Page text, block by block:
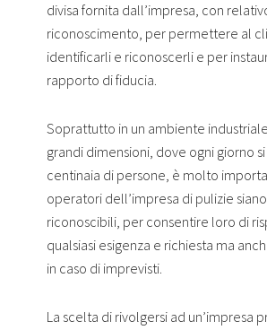
divisa fornita dall’impresa, con
riconoscimento, per permettere al
identificarli e riconoscerli e per
rapporto di fiducia.
Soprattutto in un ambiente
grandi dimensioni, dove ogni giorno
centinaia di persone, è molto
operatori dell’impresa di pulizie
riconoscibili, per consentire loro di
qualsiasi esigenza e richiesta ma
in caso di imprevisti.
La scelta di rivolgersi ad un’impresa